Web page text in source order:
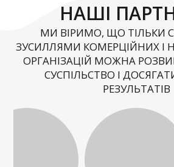
НАШІ
МИ ВІРИМО, ЩО ТІЛЬКИ
ЗУСИЛЛЯМИ КОМЕРЦІЙНИХ І
ОРГАНІЗАЦІЙ МОЖНА
СУСПІЛЬСТВО І
РЕЗУЛЬТАТІВ